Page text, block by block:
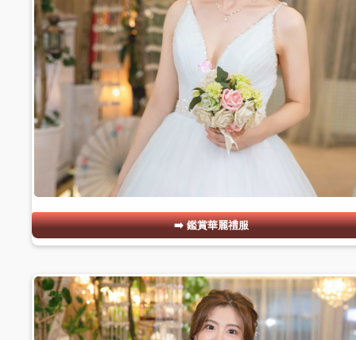
鑑賞華麗禮服
#09